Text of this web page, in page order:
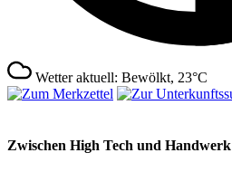
Wetter aktuell: Bewölkt, 23°C
Zwischen High Tech und Handwerk